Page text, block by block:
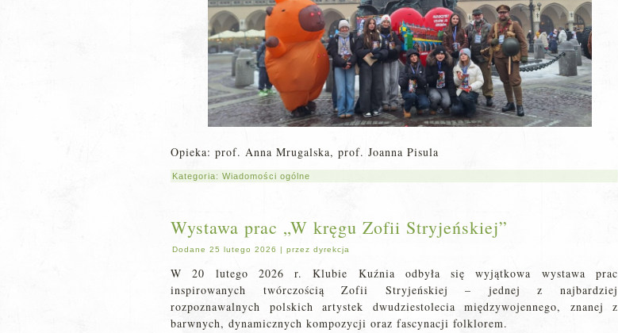
Opieka: prof. Anna Mrugalska, prof. Joanna Pisula
Kategoria: Wiadomości ogólne
Wystawa prac „W kręgu Zofii Stryjeńskiej”
Dodane 25 lutego 2026 | przez dyrekcja
W 20 lutego 2026 r. Klubie Kuźnia odbyła się wyjątkowa wystawa prac
inspirowanych twórczością Zofii Stryjeńskiej – jednej z najbardziej
rozpoznawalnych polskich artystek dwudziestolecia międzywojennego, znanej z
barwnych, dynamicznych kompozycji oraz fascynacji folklorem.